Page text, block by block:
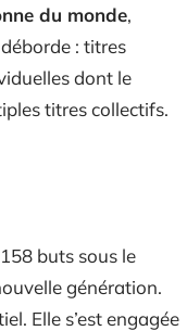
du monde,
: titres
dont le
titres collectifs.
buts sous le
génération.
Elle s’est engagée